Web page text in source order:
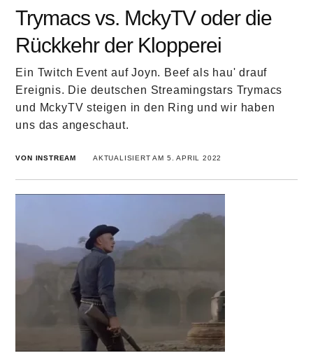
Trymacs vs. MckyTV oder die
Rückkehr der Klopperei
Ein Twitch Event auf Joyn. Beef als hau' drauf
Ereignis. Die deutschen Streamingstars Trymacs
und MckyTV steigen in den Ring und wir haben
uns das angeschaut.
VON INSTREAM AKTUALISIERT AM 5. APRIL 2022